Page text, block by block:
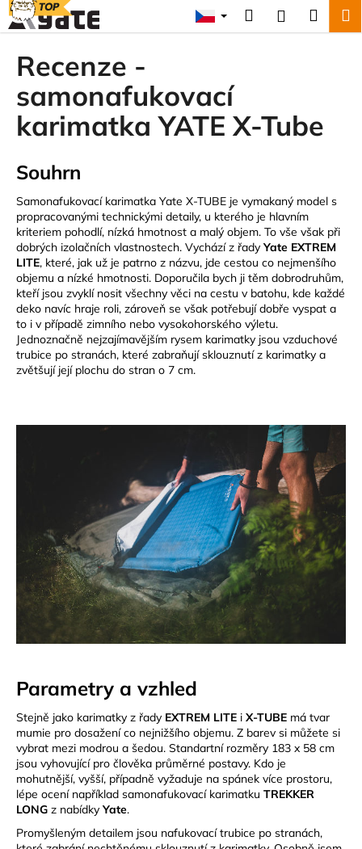
Přejít
na
obsah
HledatPřihlášení
Recenze -
samonafukovací
karimatka YATE X-Tube
Souhrn
Samonafukovací karimatka Yate X-TUBE je vymakaný model s
propracovanými technickými detaily, u kterého je hlavním
kriteriem pohodlí, nízká hmotnost a malý objem. To vše však při
dobrých izolačních vlastnostech. Vychází z řadyYate EXTREM
LITE, které, jak už je patrno z názvu, jde cestou co nejmenšího
objemu a nízké hmotnosti. Doporučila bych ji těm dobrodruhům,
kteří jsou zvyklí nosit všechny věci na cestu v batohu, kde každé
deko navíc hraje roli, zároveň se však potřebují dobře vyspat a
to i v případě zimního nebo vysokohorského výletu.
Jednoznačně nejzajímavějším rysem karimatky jsou vzduchové
trubice po stranách, které zabraňují sklouznutí z karimatky a
zvětšují její plochu do stran o 7 cm.
Parametry a vzhled
Stejně jako karimatky z řady EXTREM LITE i X-TUBE má tvar
mumie pro dosažení co nejnižšího objemu. Z barev si můžete si
vybrat mezi modrou a šedou. Standartní rozměry 183 x 58 cm
jsou vyhovující pro člověka průměrné postavy. Kdo je
mohutnější, vyšší, případně vyžaduje na spánek více prostoru,
lépe ocení například samonafukovací karimatku TREKKER
LONG z nabídkyYate.
Promyšleným detailem jsou nafukovací trubice po stranách,
K
o
C
o
p
t
ř
e
b
u
j
e
t
e
n
í
HLEDAT
r
u
č
u
j
e
m
e